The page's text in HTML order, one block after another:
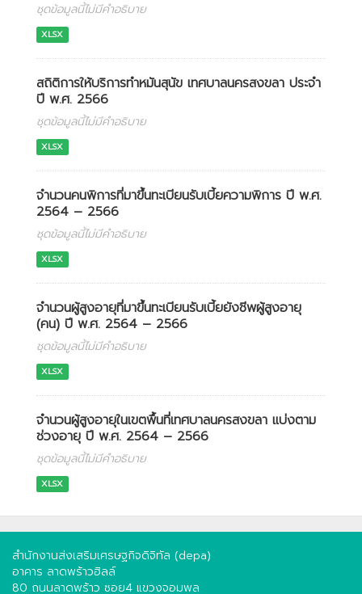
ชุดข้อมูลนี้ไม่มีคำอธิบาย
XLSX
สถิติการให้บริการทำหมันสุนัข เทศบาลนครสงขลา ประจำ
ปี พ.ศ. 2566
ชุดข้อมูลนี้ไม่มีคำอธิบาย
XLSX
จำนวนคนพิการที่มาขึ้นทะเบียนรับเบี้ยความพิการ ปี พ.ศ.
2564 – 2566
ชุดข้อมูลนี้ไม่มีคำอธิบาย
XLSX
จำนวนผู้สูงอายุที่มาขึ้นทะเบียนรับเบี้ยยังชีพผู้สูงอายุ
(คน) ปี พ.ศ. 2564 – 2566
ชุดข้อมูลนี้ไม่มีคำอธิบาย
XLSX
จำนวนผู้สูงอายุในเขตพื้นที่เทศบาลนครสงขลา แบ่งตาม
ช่วงอายุ ปี พ.ศ. 2564 – 2566
ชุดข้อมูลนี้ไม่มีคำอธิบาย
XLSX
สำนักงานส่งเสริมเศรษฐกิจดิจิทัล (depa)
อาคาร ลาดพร้าวฮิลล์
80 ถนนลาดพร้าว ซอย4 แขวงจอมพล